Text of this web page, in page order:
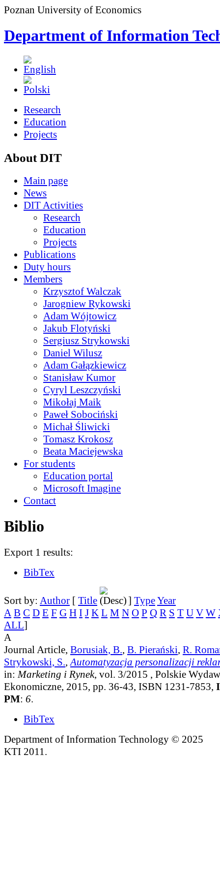
Poznan University of Economics
Department of Information
Research
Education
Projects
About DIT
Main page
News
DIT Activities
Research
Education
Projects
Publications
Duty hours
Members
Krzysztof Walczak
Jarogniew Rykowski
Adam Wójtowicz
Jakub Flotyński
Sergiusz Strykowski
Daniel Wilusz
Adam Gałązkiewicz
Stanisław Kumor
Cyryl Leszczyński
Mikołaj Maik
Paweł Sobociński
Michał Śliwicki
Tomasz Krokosz
Beata Maciejewska
For students
Education portal
Microsoft Imagine
Contact
Biblio
Export 1 results:
BibTex
Sort by: Author [ Title ] TypeYear
A B C D E F G H I J K L M N O P Q R S T U V W
ALL]
A
Journal Article, Borusiak, B., B. Pierański, R.
Strykowski, S., Automatyzacja personalizacji
in: Marketing i Rynek, vol. 3/2015 , Polskie
Ekonomiczne, 2015, pp. 36-43, ISBN 1231-7853,
PM: 6.
BibTex
Department of Information Technology © 2025
KTI 2011.